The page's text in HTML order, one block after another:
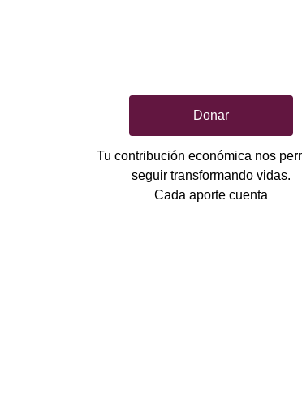
Tu contribución económica nos
seguir transformando vidas.
Cada aporte cuenta
Donar